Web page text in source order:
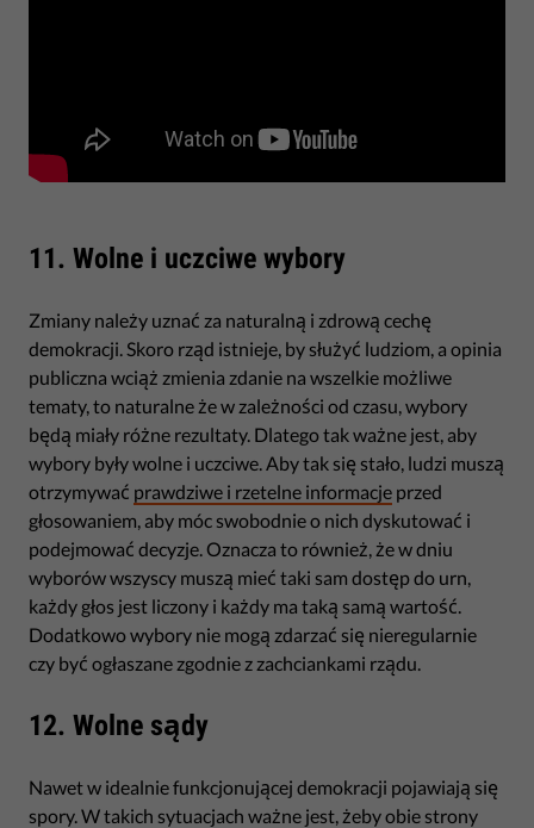
11. Wolne i uczciwe wybory
Zmiany należy uznać za naturalną i zdrową cechę
demokracji. Skoro rząd istnieje, by służyć ludziom, a opinia
publiczna wciąż zmienia zdanie na wszelkie możliwe
tematy, to naturalne że w zależności od czasu, wybory
będą miały różne rezultaty. Dlatego tak ważne jest, aby
wybory były wolne i uczciwe. Aby tak się stało, ludzi muszą
otrzymywać prawdziwe i rzetelne informacje przed
głosowaniem, aby móc swobodnie o nich dyskutować i
podejmować decyzje. Oznacza to również, że w dniu
wyborów wszyscy muszą mieć taki sam dostęp do urn,
każdy głos jest liczony i każdy ma taką samą wartość.
Dodatkowo wybory nie mogą zdarzać się nieregularnie
czy być ogłaszane zgodnie z zachciankami rządu.
12. Wolne sądy
Nawet w idealnie funkcjonującej demokracji pojawiają się
spory. W takich sytuacjach ważne jest, żeby obie strony